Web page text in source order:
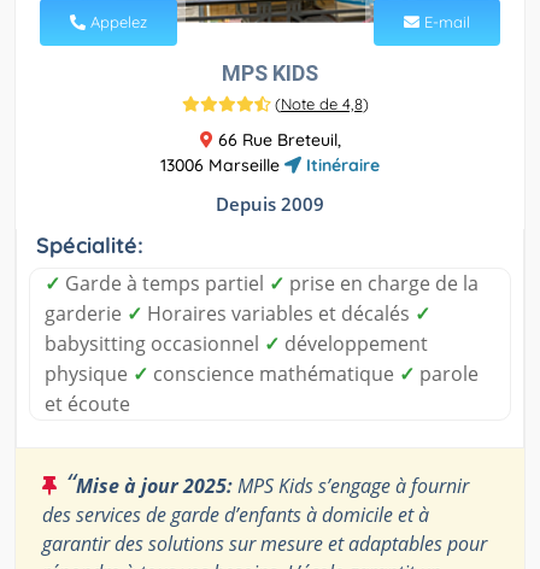
Appelez E-mail
MPS KIDS
(Note de 4,8)
66 Rue Breteuil,
13006 Marseille
Itinéraire
Depuis 2009
Spécialité:
✓ Garde à temps partiel ✓ prise en charge de la
garderie ✓ Horaires variables et décalés ✓
babysitting occasionnel ✓ développement
physique ✓ conscience mathématique ✓ parole
et écoute
“Mise à jour 2025:MPS Kids s’engage à fournir
des services de garde d’enfants à domicile et à
garantir des solutions sur mesure et adaptables pour